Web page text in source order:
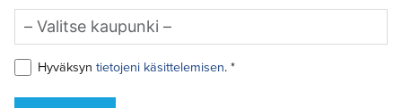
Hyväksyn tietojeni käsittelemisen. *